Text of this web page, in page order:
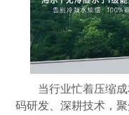
当行业忙着压缩
码研发、深耕技术，